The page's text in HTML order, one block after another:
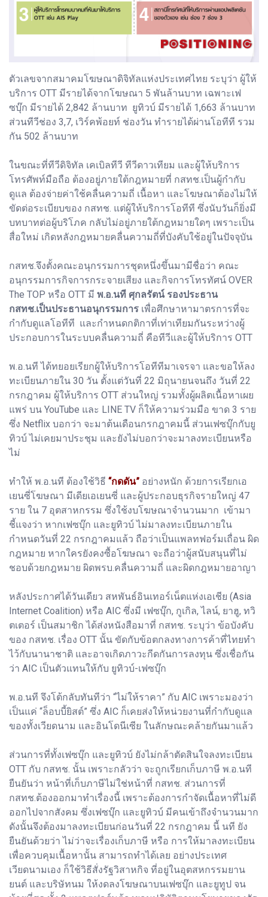
ตัวเลขจากสมาคมโฆษณาดิจิทัลแห่งประเทศไทย ระบุว่า ผู้ให้
บริการ OTT มีรายได้จากโฆษณา 5 พันล้านบาท เฉพาะเฟ
ซบุ๊ก มีรายได้ 2,842 ล้านบาท ยูทิวบ์ มีรายได้ 1,663 ล้านบาท
ส่วนทีวีช่อง 3,7, เวิร์คพ้อยท์ ช่องวัน ทำรายได้ผ่านโอทีที รวม
กัน 502 ล้านบาท
ในขณะที่ทีวีดิจิทัล เคเบิลทีวี ทีวีดาวเทียม และผู้ให้บริการ
โทรศัพท์มือถือ ต้องอยู่ภายใต้กฎหมายที่ กสทช.เป็นผู้กำกับ
ดูแล ต้องจ่ายค่าใช้คลื่นความถี่ เนื้อหา และโฆษณาต้องไม่ให้
ขัดต่อระเบียบของ กสทช. แต่ผู้ให้บริการโอทีที ซึ่งนับวันก็ยิ่งมี
บทบาทต่อผู้บริโภค กลับไม่อยู่ภายใต้กฎหมายใดๆ เพราะเป็น
สื่อใหม่ เกิดหลังกฎหมายคลื่นความถี่ที่บังคับใช้อยู่ในปัจจุบัน
กสทช.จึงตั้งคณะอนุกรรมการชุดหนึ่งขึ้นมามีชื่อว่า คณะ
อนุกรรมการกิจการกระจายเสียง และกิจการโทรทัศน์ OVER
The TOP หรือ OTT มี พ.อ.นที ศุกลรัตน์ รองประธาน
กสทช.เป็นประธานอนุกรรมการ เพื่อศึกษาหามาตรการที่จะ
กำกับดูแลโอทีที และกำหนดกติกาที่เท่าเทียมกันระหว่างผู้
ประกอบการในระบบคลื่นความถี่ คือทีวีและผู้ให้บริการ OTT
พ.อ.นที ได้ทยอยเรียกผู้ให้บริการโอทีทีมาเจรจา และขอให้ลง
ทะเบียนภายใน 30 วัน ตั้งแต่วันที่ 22 มิถุนายนจนถึง วันที่ 22
กรกฎาคม ผู้ให้บริการ OTT ส่วนใหญ่ รวมทั้งผู้ผลิตเนื้อหาเผย
แพร่ บน YouTube และ LINE TV ก็ให้ความร่วมมือ ขาด 3 ราย
ซึ่ง Netflix บอกว่า จะมาต้นเดือนกรกฎาคมนี้ ส่วนเฟซบุ๊กกับยู
ทิวบ์ ไม่เคยมาประชุม และยังไม่บอกว่าจะมาลงทะเบียนหรือ
ไม่
ทำให้ พ.อ.นที ต้องใช้วิธี “กดดัน” อย่างหนัก ด้วยการเรียกเอ
เยนซี่โฆษณา มีเดียเอเยนซี่ และผู้ประกอบธุรกิจรายใหญ่ 47
ราย ใน 7 อุตสาหกรรม ซึ่งใช้งบโฆษณาจำนวนมาก เข้ามา
ชี้แจงว่า หากเฟซบุ๊ก และยูทิวบ์ ไม่มาลงทะเบียนภายใน
กำหนดวันที่ 22 กรกฎาคมแล้ว ถือว่าเป็นแพลทฟอร์มเถื่อน ผิด
กฎหมาย หากใครยังคงซื้อโฆษณา จะถือว่าผู้สนับสนุนที่ไม่
ชอบด้วยกฎหมาย ผิดพรบ.คลื่นความถี่ และผิดกฎหมายอาญา
หลังประกาศได้วันเดียว สหพันธ์อินเทอร์เน็ตแห่งเอเชีย (Asia
Internet Coalition) หรือ AIC ซึ่งมี เฟซบุ๊ก, กูเกิล, ไลน์, ยาฮู, ทวิ
ตเตอร์ เป็นสมาชิก ได้ส่งหนังสือมาที่ กสทช. ระบุว่า ข้อบังคับ
ของ กสทช. เรื่อง OTT นั้น ขัดกับข้อตกลงทางการค้าที่ไทยทำ
ไว้กับนานาชาติ และอาจเกิดภาวะกีดกันการลงทุน ซึ่งเชื่อกัน
ว่า AIC เป็นตัวแทนให้กับ ยูทิวบ์-เฟซบุ๊ก
พ.อ.นที จึงโต้กลับทันทีว่า “ไม่ให้ราคา” กับ AIC เพราะมองว่า
เป็นแค่ “ล็อบบี้ยิสต์” ซึ่ง AIC ก็เคยส่งให้หน่วยงานที่กำกับดูแล
ของทั้งเวียดนาม และอินโดนีเซีย ในลักษณะคล้ายกันมาแล้ว
ส่วนการที่ทั้งเฟซบุ๊ก และยูทิวบ์ ยังไม่กล้าตัดสินใจลงทะเบียน
OTT กับ กสทช. นั้น เพราะกลัวว่า จะถูกเรียกเก็บภาษี พ.อ.นที
ยืนยันว่า หน้าที่เก็บภาษีไม่ใช่หน้าที่ กสทช. ส่วนการที่
กสทช.ต้องออกมาทำเรื่องนี้ เพราะต้องการกำจัดเนื้อหาที่ไม่ดี
ออกไปจากสังคม ซึ่งเฟซบุ๊ก และยูทิวบ์ มีคนเข้าถึงจำนวนมาก
ดังนั้นจึงต้องมาลงทะเบียนก่อนวันที่ 22 กรกฎาคม นี้ นที ยัง
ยืนยันด้วยว่า ไม่ว่าจะเรื่องเก็บภาษี หรือ การให้มาลงทะเบียน
เพื่อควบคุมเนื้อหานั้น สามารถทำได้เลย อย่างประเทศ
เวียดนามเอง ก็ใช้วิธีสั่งรัฐวิสาหกิจ ที่อยู่ในอุตสหกรรมยาน
ยนต์ และบริษัทนม ให้งดลงโฆษณาบนเฟซบุ๊ก และยูทูป จน